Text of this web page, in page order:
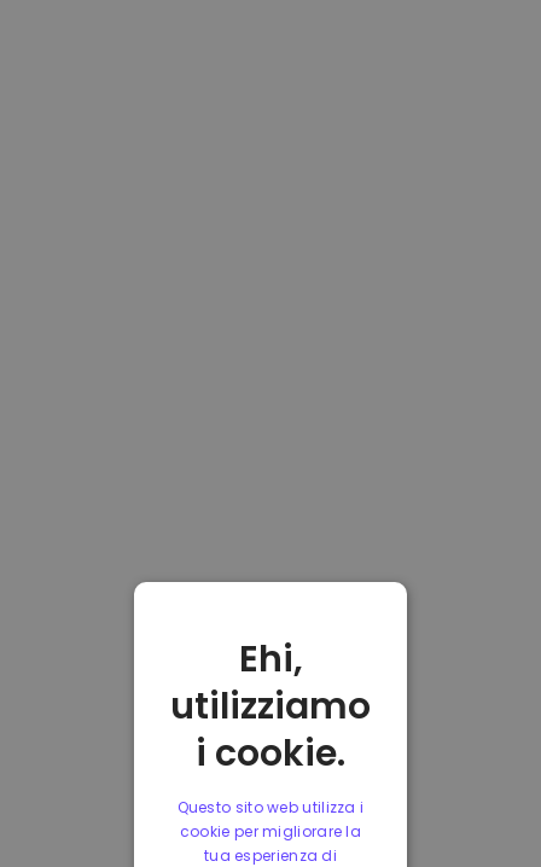
Ehi,
utilizziamo
i cookie.
Questo sito web utilizza i
cookie per migliorare la
tua esperienza di